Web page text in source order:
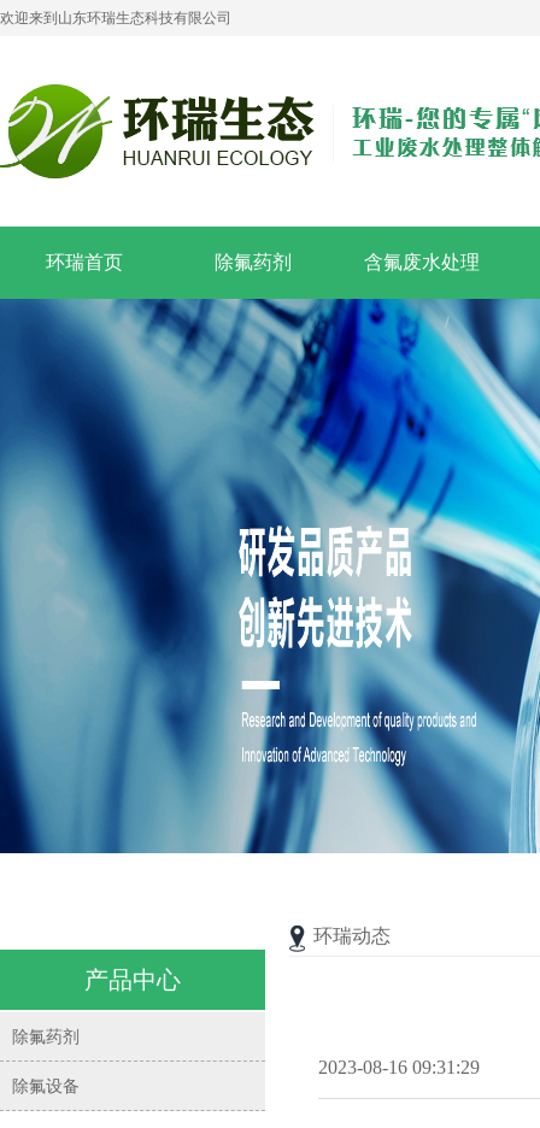
欢迎来到山东环瑞生态科技有限公司
环瑞首页 除氟药剂 含氟废水处理
产品中心
除氟药剂
除氟设备
环瑞动态
2023-08-16 09:31:29